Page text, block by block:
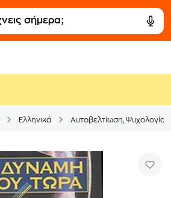
Ελληνικά Αυτοβελτίωση, Ψυχολογία